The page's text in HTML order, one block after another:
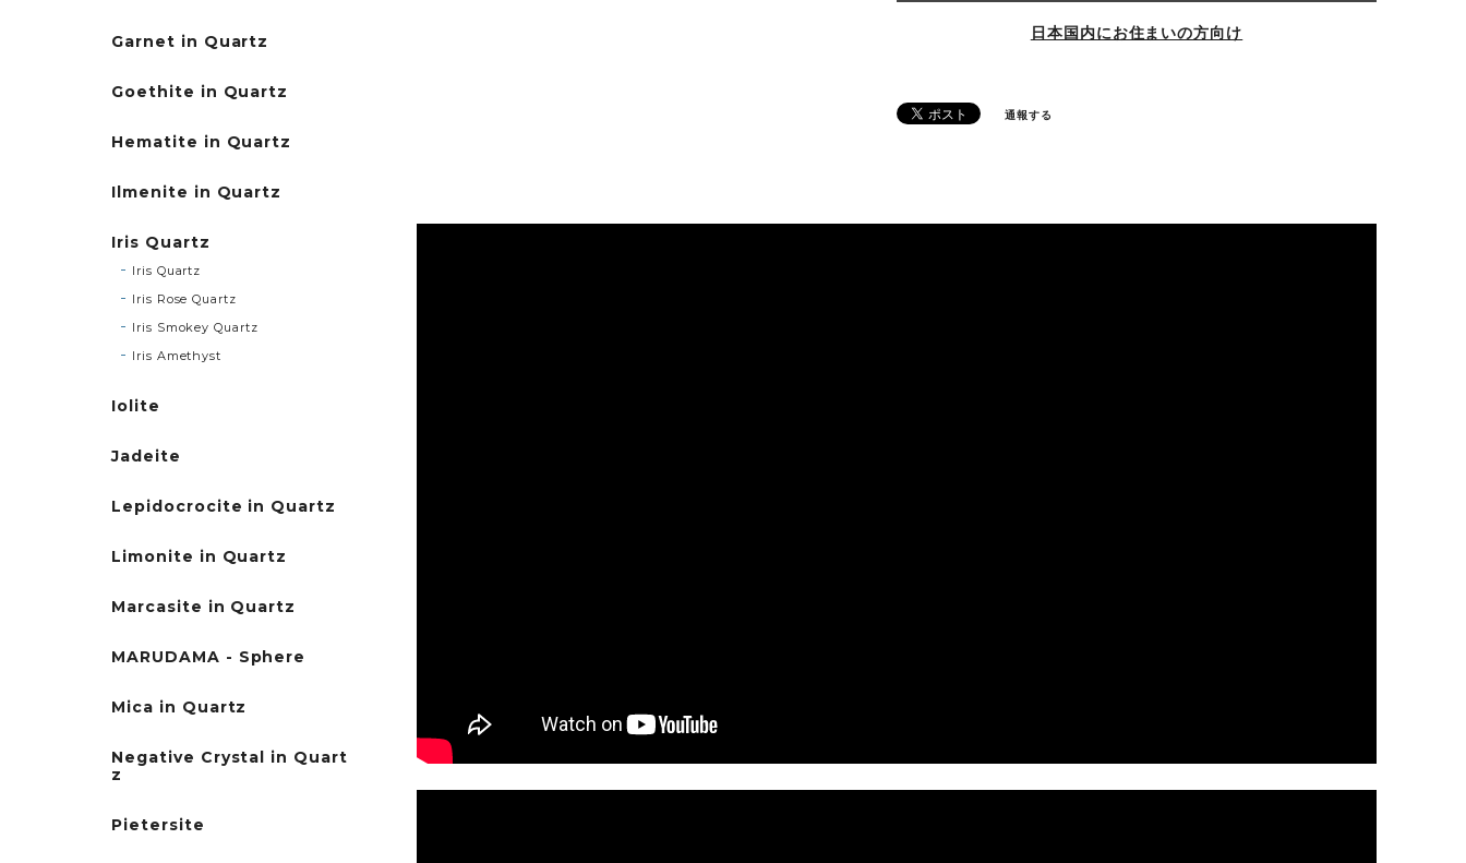
日本国内にお住まいの方向け
通報する
Garnet in Quartz
Goethite in Quartz
Hematite in Quartz
Ilmenite in Quartz
Iris Quartz
Iris Quartz
Iris Rose Quartz
Iris Smokey Quartz
Iris Amethyst
Iolite
Jadeite
Lepidocrocite in Quartz
Limonite in Quartz
Marcasite in Quartz
MARUDAMA - Sphere
Mica in Quartz
Negative Crystal in Quart
z
Pietersite